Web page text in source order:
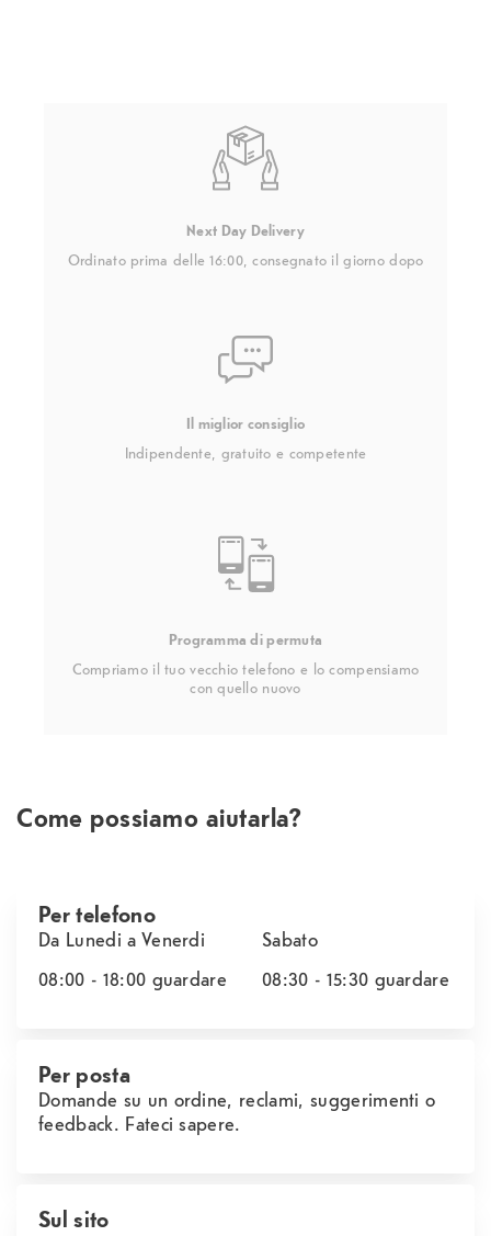
Next Day Delivery
Ordinato prima delle 16:00, consegnato il giorno dopo
Il miglior consiglio
Indipendente, gratuito e competente
Programma di permuta
Compriamo il tuo vecchio telefono e lo compensiamo
con quello nuovo
Come possiamo aiutarla?
Per telefono
Da Lunedi a Venerdi
08:00 - 18:00 guardare
Sabato
08:30 - 15:30 guardare
Per posta
Domande su un ordine, reclami, suggerimenti o
feedback. Fateci sapere.
Sul sito